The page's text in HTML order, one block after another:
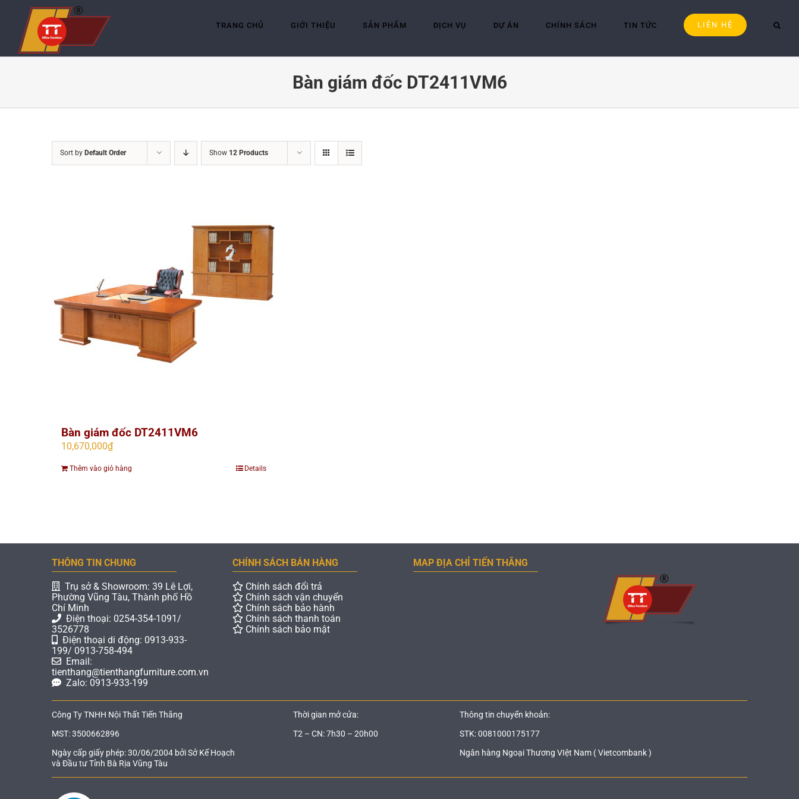
content
TRANG CHỦ GIỚI THIỆU SẢN PHẨM DỊCH VỤ DỰ ÁN CHÍNH SÁCH TIN TỨC LIÊN HỆ
Bàn giám đốc DT2411VM6
Sort by Default Order Show 12 Products
Bàn giám đốc DT2411VM6
10,670,000₫
Thêm vào giỏ hàng Details
THÔNG TIN CHUNG
Trụ sở & Showroom: 39 Lê Lợi,
Phường Vũng Tàu, Thành phố Hồ
Chí Minh
Điện thoại: 0254-354-1091/
3526778
Điện thoại di động: 0913-933-
199/ 0913-758-494
Email:
tienthang@tienthangfurniture.com.vn
Zalo: 0913-933-199
CHÍNH SÁCH BÁN HÀNG
Chính sách đổi trả
Chính sách vận chuyển
Chính sách bảo hành
Chính sách thanh toán
Chính sách bảo mật
MAP ĐỊA CHỈ TIẾN THẮNG
Công Ty TNHH Nội Thất Tiến Thắng
MST: 3500662896
Ngày cấp giấy phép: 30/06/2004 bởi Sở Kế Hoạch
và Đầu tư Tỉnh Bà Rịa Vũng Tàu
Thời gian mở cửa:
T2 – CN: 7h30 – 20h00
Thông tin chuyển khoản:
STK: 0081000175177
Ngân hàng Ngoại Thương VIệt Nam ( Vietcombank )